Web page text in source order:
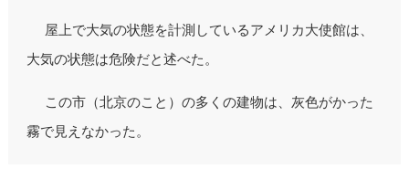
屋上で大気の状態を計測しているアメリカ大使館は、
大気の状態は危険だと述べた。
この市（北京のこと）の多くの建物は、灰色がかった
霧で見えなかった。